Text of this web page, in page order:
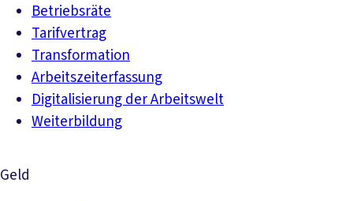
Betriebsräte
Tarifvertrag
Transformation
Arbeitszeiterfassung
Digitalisierung der Arbeitswelt
Weiterbildung
Geld